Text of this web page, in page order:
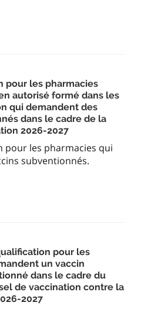
pour les pharmacies
autorisé formé dans les
qui demandent des
dans le cadre de la
2026-2027
les pharmacies qui
subventionnés.
pour les
un vaccin
dans le cadre du
de vaccination contre la
2027